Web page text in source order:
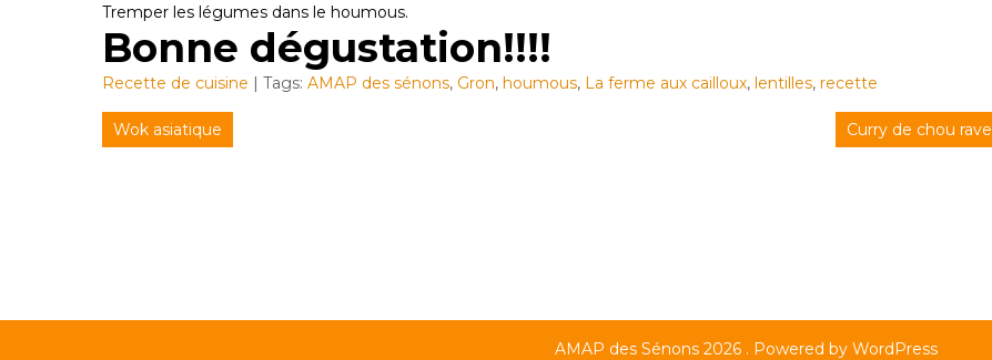
Tremper les légumes dans le houmous.
Bonne dégustation!!!!
Recette de cuisine | Tags: AMAP des sénons, Gron, houmous, La ferme aux cailloux, lentilles, recette
Navigation
de
Wok asiatique Curry de chou rave
AMAP des Sénons 2026 . Powered by WordPress